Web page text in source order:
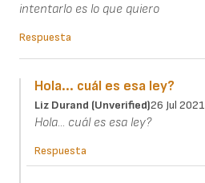
intentarlo es lo que quiero
Respuesta
Hola... cuál es esa ley?
Liz Durand (unverified)26 Jul 2021
Hola... cuál es esa ley?
Respuesta